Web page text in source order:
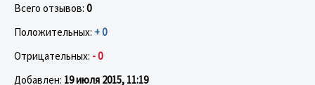
Всего отзывов: 0
Положительных: + 0
Отрицательных: - 0
Добавлен: 19 июля 2015, 11:19